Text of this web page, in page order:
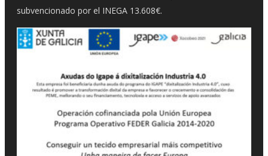
subvencionado por el INEGA 13.608€.